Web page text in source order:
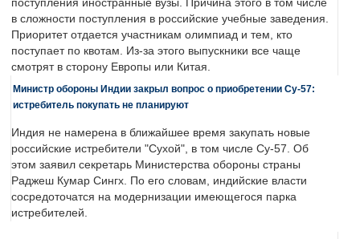
поступления иностранные вузы. Причина этого в том числе
в сложности поступления в российские учебные заведения.
Приоритет отдается участникам олимпиад и тем, кто
поступает по квотам. Из-за этого выпускники все чаще
смотрят в сторону Европы или Китая.
Министр обороны Индии закрыл вопрос о приобретении Су-57:
истребитель покупать не планируют
Индия не намерена в ближайшее время закупать новые
российские истребители "Сухой", в том числе Су-57. Об
этом заявил секретарь Министерства обороны страны
Раджеш Кумар Сингх. По его словам, индийские власти
сосредоточатся на модернизации имеющегося парка
истребителей.